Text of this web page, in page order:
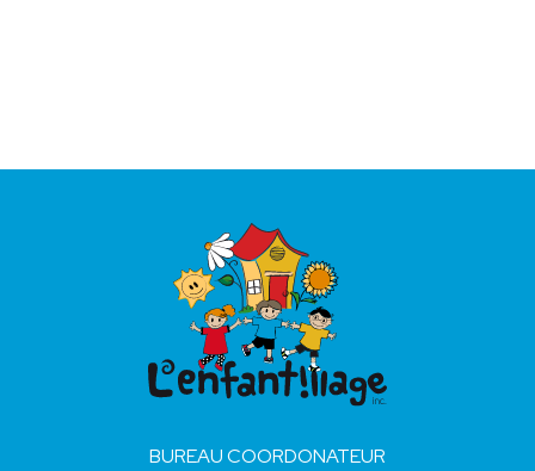
BUREAU COORDONATEUR